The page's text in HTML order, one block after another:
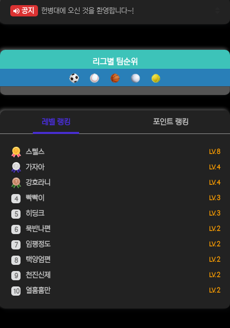
공지 헌병대에 오신 것을 환영합니다~!
리그별 팀순위
레벨 랭킹 포인트 랭킹
스텔스 LV. 8
가자아 LV. 4
강호라니 LV. 4
4 빡빡이 LV. 3
5 히딩크 LV. 3
6 묵반나편 LV. 2
7 임평정도 LV. 2
8 택양엄편 LV. 2
9 천진신제 LV. 2
10 열훔훔만 LV. 2